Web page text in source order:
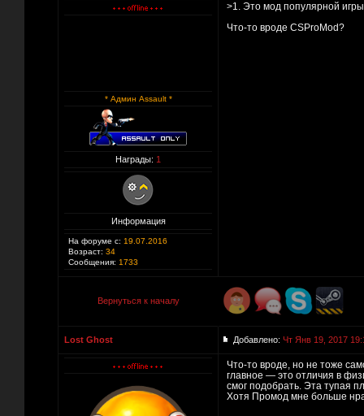
* Админ Assault *
Награды: 1
Информация
На форуме с: 19.07.2016
Возраст: 34
Сообщения: 1733
>1. Это мод популярной
Что-то вроде CSProMod?
Вернуться к началу
Lost Ghost Добавлено: Чт Янв 19, 2017
Что-то вроде, но не тоже
главное — это отличия в
смог подобрать. Эта тупая
Хотя Промод мне больше